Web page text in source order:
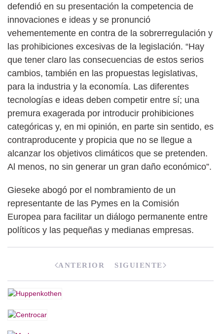
defendió en su presentación la competencia de
innovaciones e ideas y se pronunció
vehementemente en contra de la sobrerregulación y
las prohibiciones excesivas de la legislación. “Hay
que tener claro las consecuencias de estos serios
cambios, también en las propuestas legislativas,
para la industria y la economía. Las diferentes
tecnologías e ideas deben competir entre sí; una
premura exagerada por introducir prohibiciones
categóricas y, en mi opinión, en parte sin sentido, es
contraproducente y propicia que no se llegue a
alcanzar los objetivos climáticos que se pretenden.
Al menos, no sin generar un gran daño económico”.
Gieseke abogó por el nombramiento de un
representante de las Pymes en la Comisión
Europea para facilitar un diálogo permanente entre
políticos y las pequeñas y medianas empresas.
ANTERIOR SIGUIENTE